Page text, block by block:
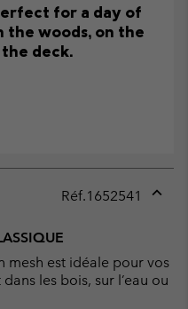
for a day of
woods, on the
deck.
Réf.1652541
mesh est idéale pour vos
les bois, sur l’eau ou